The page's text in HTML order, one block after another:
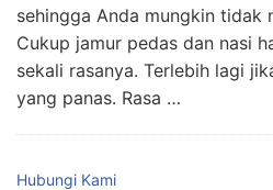
sehingga Anda mungkin tidak
Cukup jamur pedas dan nasi
sekali rasanya. Terlebih lagi
yang panas. Rasa …
Hubungi Kami